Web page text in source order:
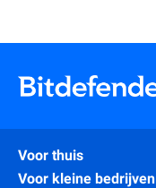
Voor thuis
Voor kleine bedrijven